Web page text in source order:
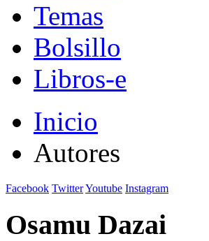
Temas
Bolsillo
Libros-e
Inicio
Autores
Facebook TwitterYoutube Instagram
Osamu Dazai